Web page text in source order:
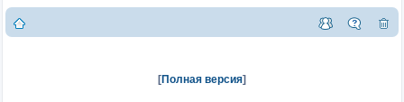
[Полная версия]